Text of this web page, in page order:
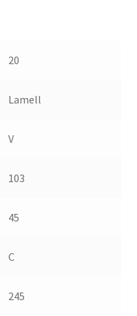
20
Lamell
V
103
45
C
245